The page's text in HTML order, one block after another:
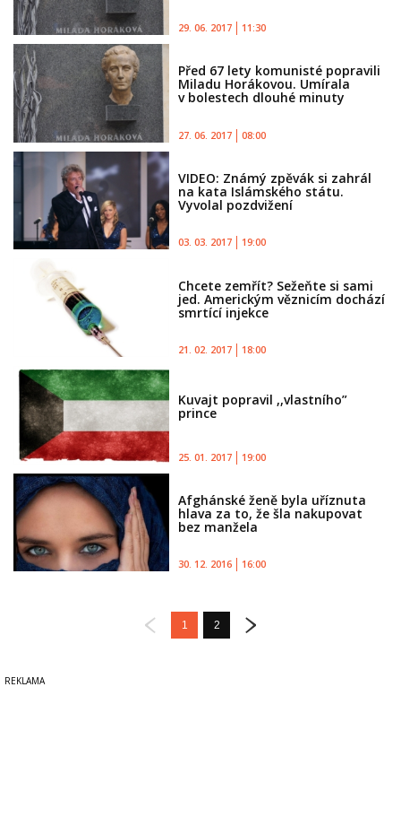
29. 06. 2017 11:30
Před 67 lety komunisté popravili
Miladu Horákovou. Umírala
v bolestech dlouhé minuty
27. 06. 2017 08:00
VIDEO: Známý zpěvák si zahrál
na kata Islámského státu.
Vyvolal pozdvižení
03. 03. 2017 19:00
Chcete zemřít? Sežeňte si sami
jed. Americkým věznicím dochází
smrtící injekce
21. 02. 2017 18:00
Kuvajt popravil ,,vlastního”
prince
25. 01. 2017 19:00
Afghánské ženě byla uříznuta
hlava za to, že šla nakupovat
bez manžela
30. 12. 2016 16:00
1 2